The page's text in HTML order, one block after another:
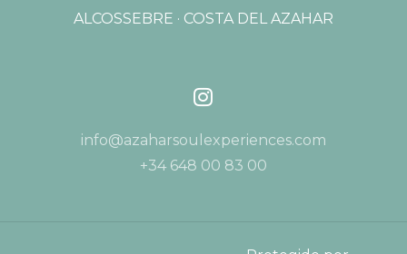
ALCOSSEBRE · COSTA DEL AZAHAR
info@azaharsoulexperiences.com
+34 648 00 83 00